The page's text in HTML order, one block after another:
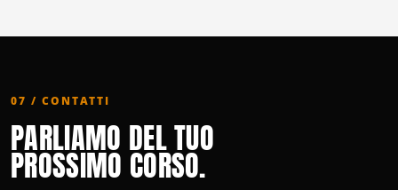
07 / CONTATTI
PARLIAMO DEL TUO
PROSSIMO CORSO.